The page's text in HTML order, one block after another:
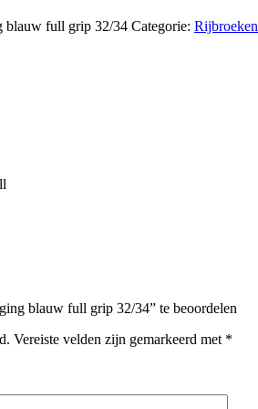
blauw full grip 32/34 Categorie: Rijbroeken
blauw full grip 32/34” te beoordelen
Vereiste velden zijn gemarkeerd met *